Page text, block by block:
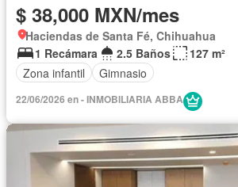
$ 38,000 MXN/mes
Haciendas de Santa Fé, Chihuahua
1 Recámara
2.5 Baños
127 m²
Zona infantil
Gimnasio
22/06/2026 en - INMOBILIARIA ABBA